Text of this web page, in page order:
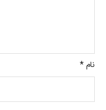
نام*